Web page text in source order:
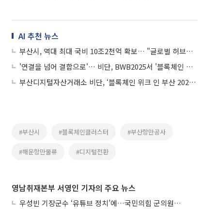
AI 추천 뉴스
부산시, 역대 최대 국비 10조2천억 확보… "글로벌 허브도시 도약 신호탄"
'연결을 넘어 결합으로'… 비단, BWB2025서 '블록체인 시티 부산' 청사진 공개
부산디지털자산거래소 비단, ‘블록체인 위크 인 부산 2025’ 개최
#부산시 #블록체인클러스터 #부산항만공사
#해운항만물류 #디지털전환
영남취재본부 서영인 기자의 주요 뉴스
우성빈 기장군수 ‘유튜브 정치’에…국민의힘 군의원들 집단 반발